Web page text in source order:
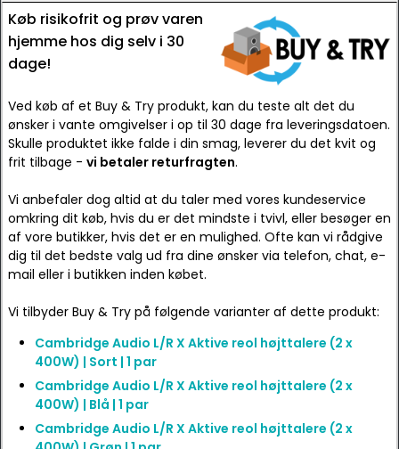
Køb risikofrit og prøv varen
hjemme hos dig selv i 30
dage!
Ved køb af et Buy & Try produkt, kan du teste alt det du
ønsker i vante omgivelser i op til 30 dage fra leveringsdatoen.
Skulle produktet ikke falde i din smag, leverer du det kvit og
frit tilbage - vi betaler returfragten.
Vi anbefaler dog altid at du taler med vores kundeservice
omkring dit køb, hvis du er det mindste i tvivl, eller besøger en
af vore butikker, hvis det er en mulighed. Ofte kan vi rådgive
dig til det bedste valg ud fra dine ønsker via telefon, chat, e-
mail eller i butikken inden købet.
Vi tilbyder Buy & Try på følgende varianter af dette produkt:
Cambridge Audio L/R X Aktive reol højttalere (2 x
400W) | Sort | 1 par
Cambridge Audio L/R X Aktive reol højttalere (2 x
400W) | Blå | 1 par
Cambridge Audio L/R X Aktive reol højttalere (2 x